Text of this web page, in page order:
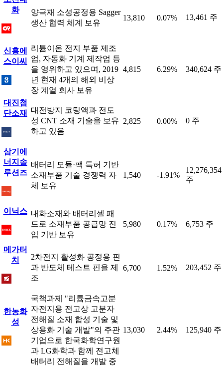
화
양극재 소성공정용 Sagger
생산 협력 체계 보유
13,810 0.07% 13,461 주
신흥에
스이씨
리튬이온 전지 부품 제조
업, 자동화 기계 제작업 등
을 영위하고 있으며, 2019
년 현재 4개의 해외 비상
장 계열 회사 보유
4,815 6.29% 340,624 주
대진첨
단소재 대전방지 코팅액과 전도
성 CNT 소재 기술을 보유
하고 있음
2,825 0.00% 0 주
삼기에
너지솔
루션즈
배터리 모듈·팩 특허 기반
소재부품 기술 경쟁력 자
체 보유
1,540 -1.91%
12,276,354
주
이닉스 내화소재와 배터리셀 패
드로 소재부품 공급망 진
입 기반 보유
5,980 0.17% 6,753 주
메가터
치
2차전지 활성화 공정용 핀
과 반도체 테스트 핀을 제
조
6,700 1.52% 203,452 주
한농화
성
국책과제 "리튬금속고분
자전지용 전고상 고분자
전해질 소재 합성 기술 및
상용화 기술 개발"의 주관
기업으로 한국화학연구원
과 LG화학과 함께 전고체
배터리 전해질을 개발 중
13,030 2.44% 125,940 주